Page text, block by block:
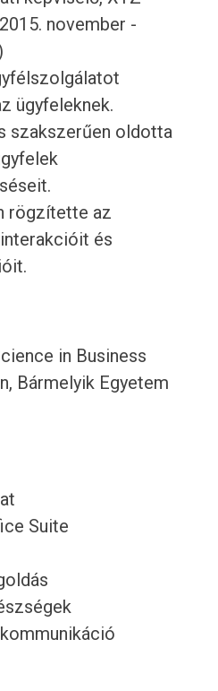
november -
ügyfeleknek.
szakszerűen oldotta
rögzítette az
és
in Business
Bármelyik Egyetem
Suite